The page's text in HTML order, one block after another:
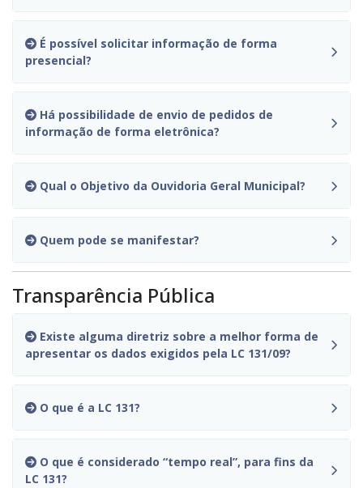
presencial?
informação de forma eletrônica?
Qual o Objetivo da Ouvidoria Geral Municipal?
Quem pode se manifestar?
Transparência Pública
apresentar os dados exigidos pela LC 131/09?
O que é a LC 131?
LC 131?